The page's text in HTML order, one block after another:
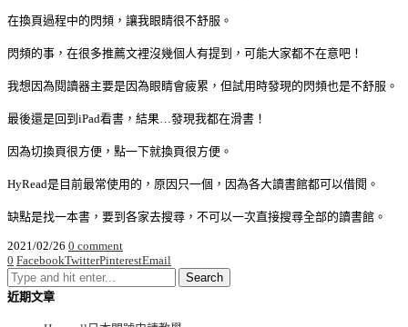
在換頁過程中的閃頻，讓我眼睛很不舒服。
閃頻的事，在很多推薦文裡沒幾個人有提到，可能大家都不在意吧！
我想因為閱讀器主要是因為眼睛會疲累，但試用時發現的閃頻也是不舒服。
最後還是回到iPad看書，結果…發現我都在滑書！
因為切換頁很方便，點一下就換頁很方便。
HyRead是目前最常使用的，原因只一個，因為各大讀書館都可以借閱。
缺點是找一本書，要到各家去搜尋，不可以一次直接搜尋全部的讀書館。
2021/02/26 0 comment
0 FacebookTwitterPinterestEmail
近期文章